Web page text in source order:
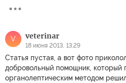
V veterinar
18 июня 2013, 13:29
Статья пустая, а вот фото
добровольный помощник, который
органолептическим методом